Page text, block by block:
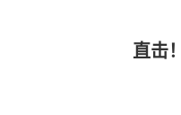
直击